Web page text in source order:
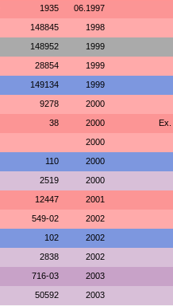
1935 06.1997
148845 1998
148952 1999
28854 1999
149134 1999
9278 2000
38 2000 Ex.
2000
110 2000
2519 2000
12447 2001
549-02 2002
102 2002
2838 2002
716-03 2003
50592 2003